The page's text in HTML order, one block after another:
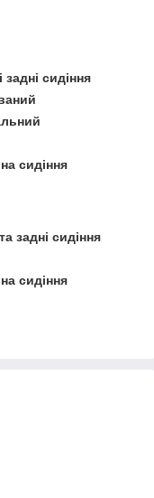
задні сидіння
сидіння
задні сидіння
сидіння